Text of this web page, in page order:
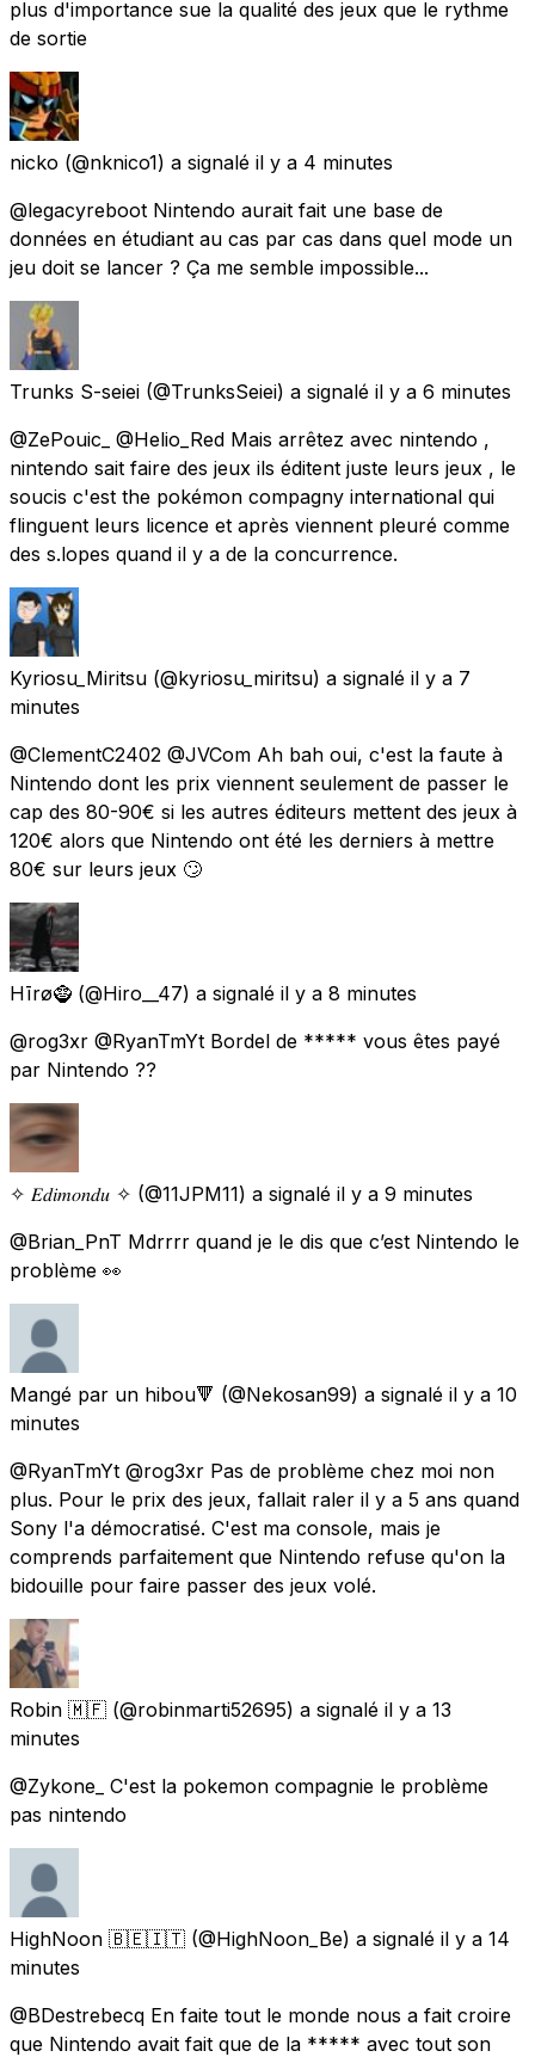
plus d'importance sue la qualité des jeux que le rythme
de sortie
nicko (@nknico1) a signalé il y a 4 minutes
@legacyreboot Nintendo aurait fait une base de
données en étudiant au cas par cas dans quel mode un
jeu doit se lancer ? Ça me semble impossible...
Trunks S-seiei (@TrunksSeiei) a signalé il y a 6 minutes
@ZePouic_ @Helio_Red Mais arrêtez avec nintendo ,
nintendo sait faire des jeux ils éditent juste leurs jeux , le
soucis c'est the pokémon compagny international qui
flinguent leurs licence et après viennent pleuré comme
des s.lopes quand il y a de la concurrence.
Kyriosu_Miritsu (@kyriosu_miritsu) a signalé il y a 7
minutes
@ClementC2402 @JVCom Ah bah oui, c'est la faute à
Nintendo dont les prix viennent seulement de passer le
cap des 80-90€ si les autres éditeurs mettent des jeux à
120€ alors que Nintendo ont été les derniers à mettre
80€ sur leurs jeux 🙄
Hīrø🧌 (@Hiro__47) a signalé il y a 8 minutes
@rog3xr @RyanTmYt Bordel de ***** vous êtes payé
par Nintendo ??
✧ 𝐸𝑑𝑖𝑚𝑜𝑛𝑑𝑢 ✧ (@11JPM11) a signalé il y a 9 minutes
@Brian_PnT Mdrrrr quand je le dis que c’est Nintendo le
problème 👀
Mangé par un hibou🔻 (@Nekosan99) a signalé il y a 10
minutes
@RyanTmYt @rog3xr Pas de problème chez moi non
plus. Pour le prix des jeux, fallait raler il y a 5 ans quand
Sony l'a démocratisé. C'est ma console, mais je
comprends parfaitement que Nintendo refuse qu'on la
bidouille pour faire passer des jeux volé.
Robin 🇲🇫 (@robinmarti52695) a signalé il y a 13
minutes
@Zykone_ C'est la pokemon compagnie le problème
pas nintendo
HighNoon 🇧🇪🇮🇹 (@HighNoon_Be) a signalé il y a 14
minutes
@BDestrebecq En faite tout le monde nous a fait croire
que Nintendo avait fait que de la ***** avec tout son